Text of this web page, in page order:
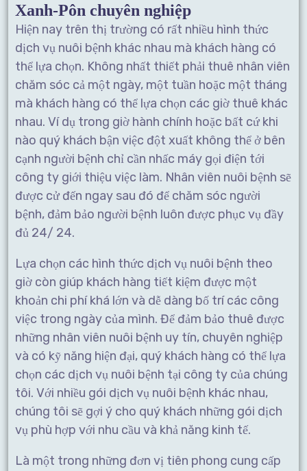
Xanh-Pôn chuyên nghiệp
Hiện nay trên thị trường có rất nhiều hình thức
dịch vụ nuôi bệnh khác nhau mà khách hàng có
thể lựa chọn. Không nhất thiết phải thuê nhân viên
chăm sóc cả một ngày, một tuần hoặc một tháng
mà khách hàng có thể lựa chọn các giờ thuê khác
nhau. Ví dụ trong giờ hành chính hoặc bất cứ khi
nào quý khách bận việc đột xuất không thể ở bên
cạnh người bệnh chỉ cần nhấc máy gọi điện tới
công ty giới thiệu việc làm. Nhân viên nuôi bệnh sẽ
được cử đến ngay sau đó để chăm sóc người
bệnh, đảm bảo người bệnh luôn được phục vụ đầy
đủ 24/ 24.
Lựa chọn các hình thức dịch vụ nuôi bệnh theo
giờ còn giúp khách hàng tiết kiệm được một
khoản chi phí khá lớn và dễ dàng bố trí các công
việc trong ngày của mình. Để đảm bảo thuê được
những nhân viên nuôi bệnh uy tín, chuyên nghiệp
và có kỹ năng hiện đại, quý khách hàng có thể lựa
chọn các dịch vụ nuôi bệnh tại công ty của chúng
tôi. Với nhiều gói dịch vụ nuôi bệnh khác nhau,
chúng tôi sẽ gợi ý cho quý khách những gói dịch
vụ phù hợp với nhu cầu và khả năng kinh tế.
Là một trong những đơn vị tiên phong cung cấp